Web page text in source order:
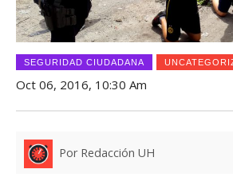
SEGURIDAD CIUDADANA
Oct 06, 2016, 10:30 Am
Por Redacción UH